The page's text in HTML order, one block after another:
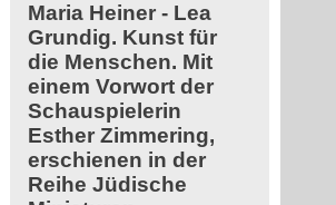
Maria Heiner - Lea
Grundig. Kunst für
die Menschen. Mit
einem Vorwort der
Schauspielerin
Esther Zimmering,
erschienen in der
Reihe Jüdische